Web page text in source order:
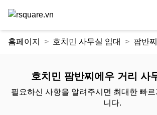
홈페이지 호치민 사무실 임대 팜반
호치민 팜반찌에우 거리 사
필요하신 사항을 알려주시면 최대한 빠
니다.